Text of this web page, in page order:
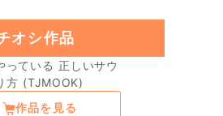
オシ作品
っている 正しいサウ
方 (TJMOOK)
作品を見る